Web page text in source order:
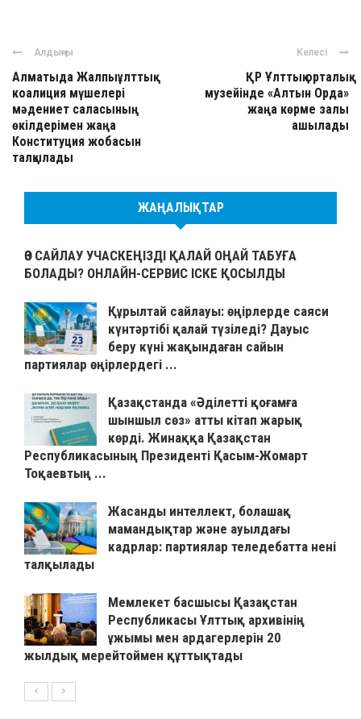
Алдыңғы
Алматыда Жалпыұлттық
коалиция мүшелері
мәдениет саласының
өкілдерімен жаңа
Конституция жобасын
талқылады
Келесі
ҚР Ұлттық орталық
музейінде «Алтын Орда»
жаңа көрме залы
ашылады
ЖАҢАЛЫҚТАР
ӨЗ САЙЛАУ УЧАСКЕҢІЗДІ ҚАЛАЙ ОҢАЙ ТАБУҒА
БОЛАДЫ? ОНЛАЙН-СЕРВИС ІСКЕ ҚОСЫЛДЫ
Құрылтай сайлауы: өңірлерде саяси
күнтәртібі қалай түзіледі? Дауыс
беру күні жақындаған сайын
партиялар өңірлердегі ...
Қазақстанда «Әділетті қоғамға
шыншыл сөз» атты кітап жарық
көрді. Жинаққа Қазақстан
Республикасының Президенті Қасым-Жомарт
Тоқаевтың ...
Жасанды интеллект, болашақ
мамандықтар және ауылдағы
кадрлар: партиялар теледебатта нені
талқылады
Мемлекет басшысы Қазақстан
Республикасы Ұлттық архивінің
ұжымы мен ардагерлерін 20
жылдық мерейтоймен құттықтады